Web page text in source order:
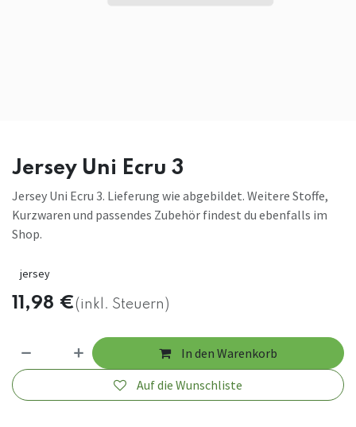
Jersey Uni Ecru 3
Jersey Uni Ecru 3. Lieferung wie abgebildet. Weitere Stoffe,
Kurzwaren und passendes Zubehör findest du ebenfalls im
Shop.
jersey
11,98 €(inkl. Steuern)
In den Warenkorb
Auf die Wunschliste